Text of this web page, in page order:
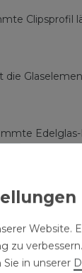
Website.
zu
in unserer